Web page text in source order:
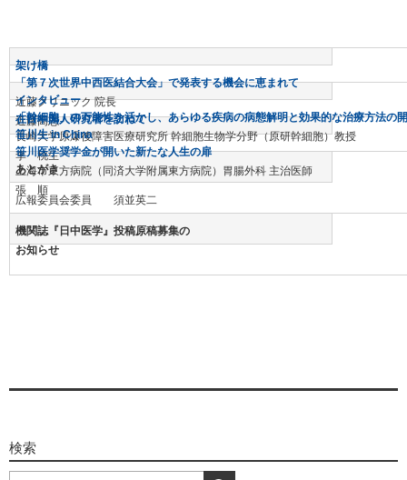
架け橋
「第７次世界中西医結合大会」で発表する機会に恵まれて
近藤クリニック 院長
近藤高志
インタビュー
在日中国人研究者を訪ねて
「幹細胞」の万能性を活かし、あらゆる疾病の病態解明と効果的な治療方法の
長崎大学原爆後障害医療研究所 幹細胞生物学分野（原研幹細胞）教授
李 桃生
笹川生 in China
笹川医学奨学金が開いた新たな人生の扉
上海市東方病院（同済大学附属東方病院）胃腸外科 主治医師
張 順
あとがき
広報委員会委員 須並英二
機関誌『日中医学』投稿原稿募集の
お知らせ
検索